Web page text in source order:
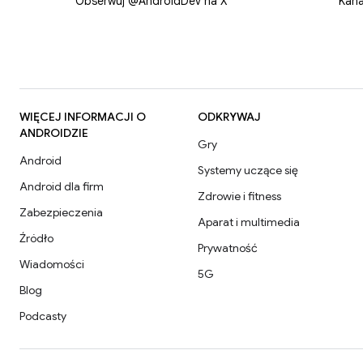
WIĘCEJ INFORMACJI O
ANDROIDZIE
Android
Android dla firm
Zabezpieczenia
Źródło
Wiadomości
Blog
Podcasty
ODKRYWAJ
Gry
Systemy uczące się
Zdrowie i fitness
Aparat i multimedia
Prywatność
5G